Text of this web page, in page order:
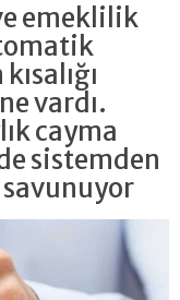
emeklilik
vardı.
cayma
sistemden
savunuyor